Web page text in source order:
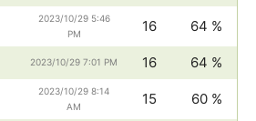
2023/10/29 5:46
PM
16 64 %
2023/10/29 7:01 PM 16 64 %
2023/10/29 8:14
AM
15 60 %